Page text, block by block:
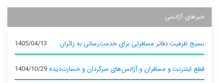
خبرهای آژانسی
بسیج ظرفیت دفاتر مسافرتی برای خدمت‌رسانی به زائران 1405/04/13
قطع اینترنت و مسافران و آژانس‌های سرگردان و خسارت‌دیده 1404/10/29